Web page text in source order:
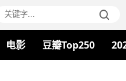
电影 豆瓣Top250